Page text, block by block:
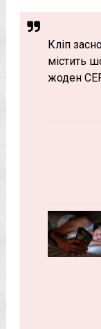
Кліп
містить
жоден